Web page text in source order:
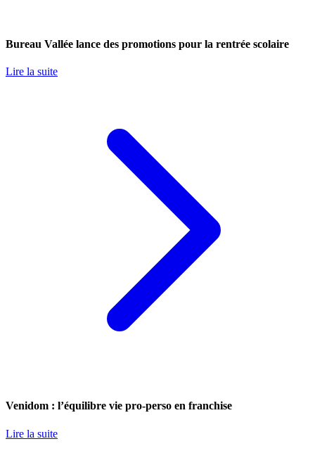
Bureau Vallée lance des promotions pour la rentrée scolaire
Lire la suite
Venidom : l’équilibre vie pro-perso en franchise
Lire la suite